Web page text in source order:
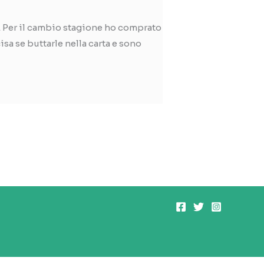
il cambio stagione ho comprato
se buttarle nella carta e sono